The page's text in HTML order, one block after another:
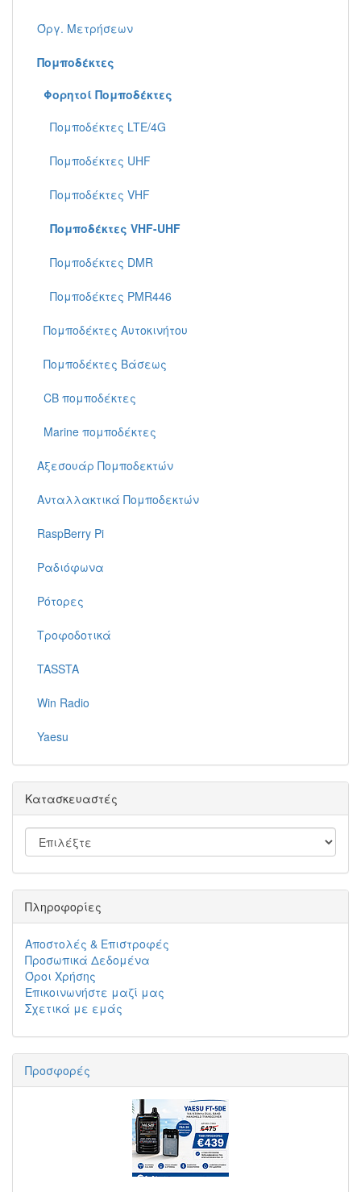
Όργ. Μετρήσεων
Πομποδέκτες
Φορητoί Πομποδέκτες
Πομποδέκτες LTE/4G
Πομποδέκτες UHF
Πομποδέκτες VHF
Πομποδέκτες VHF-UHF
Πομποδέκτες DMR
Πομποδέκτες PMR446
Πομποδέκτες Aυτοκινήτου
Πομποδέκτες Βάσεως
CB πομποδέκτες
Marine πομποδέκτες
Αξεσουάρ Πομποδεκτών
Ανταλλακτικά Πομποδεκτών
RaspBerry Pi
Ραδιόφωνα
Ρότορες
Τροφοδοτικά
TASSTA
Win Radio
Yaesu
Κατασκευαστές
Πληροφορίες
Αποστολές & Επιστροφές
Προσωπικά Δεδομένα
Όροι Χρήσης
Επικοινωνήστε μαζί μας
Σχετικά με εμάς
Προσφορές